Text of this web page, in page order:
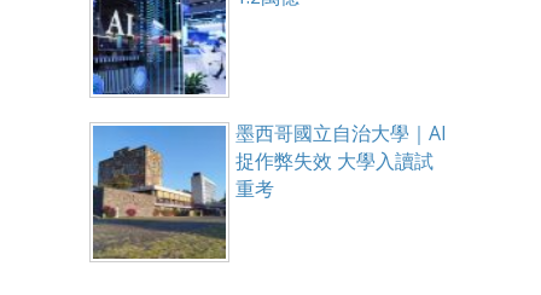
墨西哥國立自治大學｜AI
捉作弊失效 大學入讀試
重考